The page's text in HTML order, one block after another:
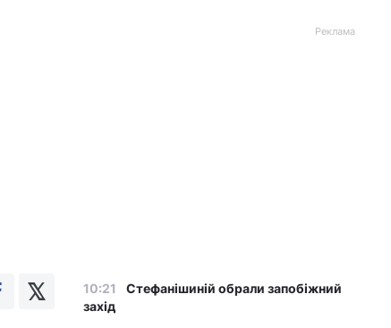
Реклама
10:21
Стефанішиній обрали запобіжний
захід